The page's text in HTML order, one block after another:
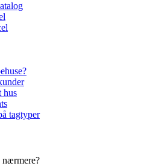
hus
tagtyper
nærmere?